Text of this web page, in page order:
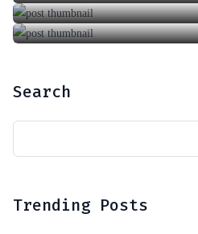
Search
Trending Posts